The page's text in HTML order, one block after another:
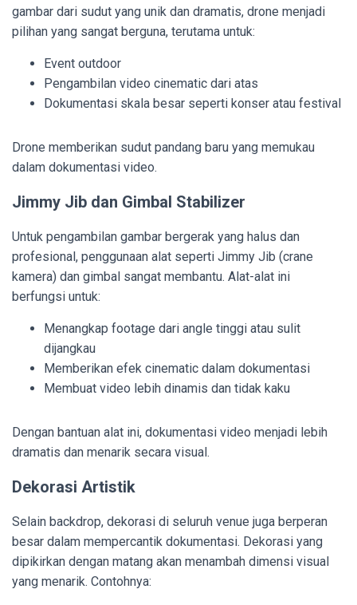
gambar dari sudut yang unik dan dramatis, drone menjadi
pilihan yang sangat berguna, terutama untuk:
Event outdoor
Pengambilan video cinematic dari atas
Dokumentasi skala besar seperti konser atau festival
Drone memberikan sudut pandang baru yang memukau
dalam dokumentasi video.
Jimmy Jib dan Gimbal Stabilizer
Untuk pengambilan gambar bergerak yang halus dan
profesional, penggunaan alat seperti Jimmy Jib (crane
kamera) dan gimbal sangat membantu. Alat-alat ini
berfungsi untuk:
Menangkap footage dari angle tinggi atau sulit
dijangkau
Memberikan efek cinematic dalam dokumentasi
Membuat video lebih dinamis dan tidak kaku
Dengan bantuan alat ini, dokumentasi video menjadi lebih
dramatis dan menarik secara visual.
Dekorasi Artistik
Selain backdrop, dekorasi di seluruh venue juga berperan
besar dalam mempercantik dokumentasi. Dekorasi yang
dipikirkan dengan matang akan menambah dimensi visual
yang menarik. Contohnya: